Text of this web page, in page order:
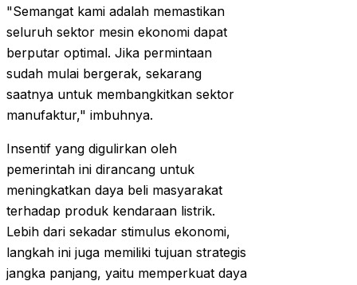
"Semangat kami adalah memastikan
seluruh sektor mesin ekonomi dapat
berputar optimal. Jika permintaan
sudah mulai bergerak, sekarang
saatnya untuk membangkitkan sektor
manufaktur," imbuhnya.
Insentif yang digulirkan oleh
pemerintah ini dirancang untuk
meningkatkan daya beli masyarakat
terhadap produk kendaraan listrik.
Lebih dari sekadar stimulus ekonomi,
langkah ini juga memiliki tujuan strategis
jangka panjang, yaitu memperkuat daya